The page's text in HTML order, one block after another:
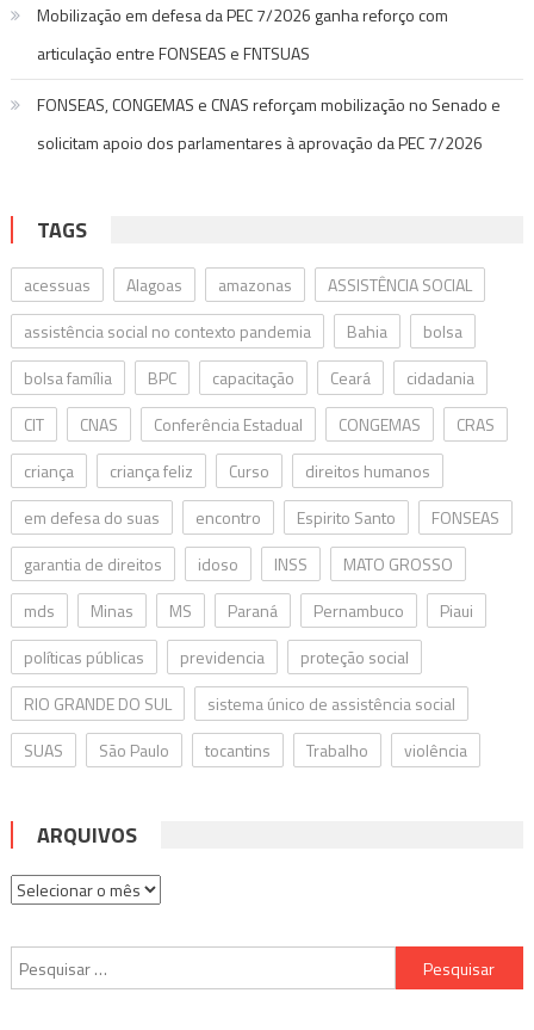
Mobilização em defesa da PEC 7/2026 ganha reforço com
articulação entre FONSEAS e FNTSUAS
FONSEAS, CONGEMAS e CNAS reforçam mobilização no Senado e
solicitam apoio dos parlamentares à aprovação da PEC 7/2026
TAGS
acessuas Alagoas amazonas
ASSISTÊNCIA SOCIAL
assistência social no contexto pandemia
Bahia
bolsa
bolsa família
BPC capacitação Ceará
cidadania
CIT
CNAS Conferência Estadual CONGEMAS
CRAS
criança
criança feliz Curso
direitos humanos
em defesa do suas
encontro Espirito Santo
FONSEAS
garantia de direitos
idoso INSS
MATO GROSSO
mds
Minas MS Paraná Pernambuco
Piaui
políticas públicas
previdencia
proteção social
RIO GRANDE DO SUL
sistema único de assistência social
SUAS
São Paulo tocantins Trabalho violência
ARQUIVOS
Arquivos
Pesquisar
por: